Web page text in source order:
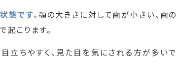
態です。 顎の大きさに対して歯が小さい、歯の
こります。
立ちやすく、見た目を気にされる方が多いで